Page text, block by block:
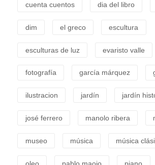
cuenta cuentos dia del libro
dim el greco escultura
esculturas de luz evaristo valle
fotografía garcía márquez
ilustracion jardín jardín
josé ferrero manolo ribera
museo música música
oleo pablo maojo piano